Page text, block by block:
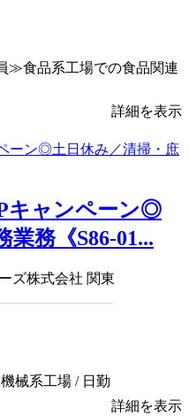
≫食品系工場での食品関連
詳細を表示
キャンペーン◎
務《S86-01...
ズ株式会社 関東
械系工場 / 日勤
詳細を表示